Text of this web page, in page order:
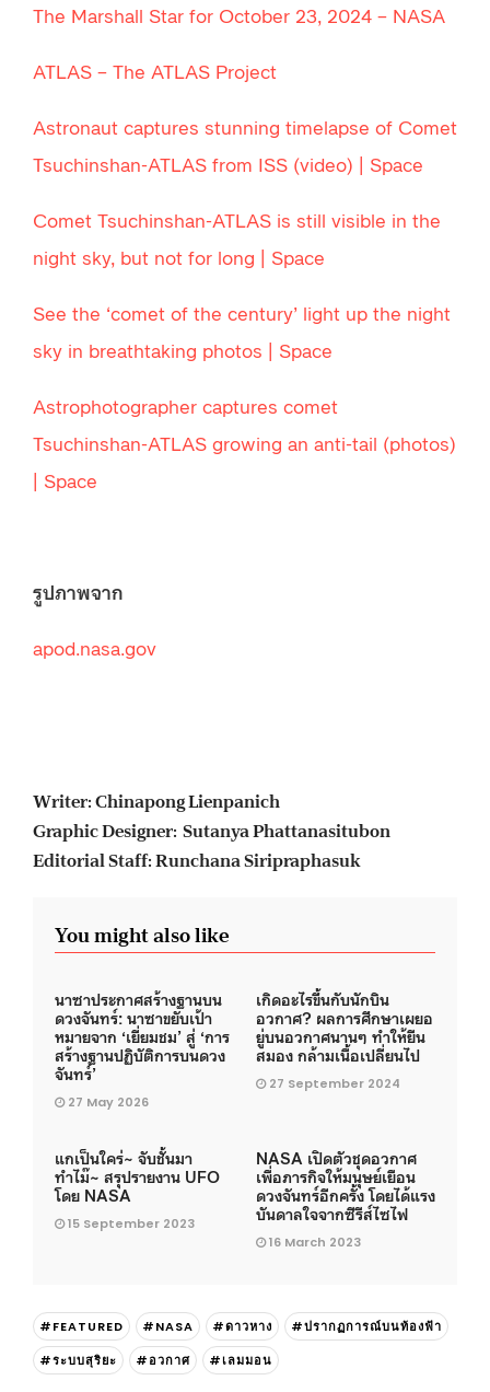
The Marshall Star for October 23, 2024 – NASA
ATLAS – The ATLAS Project
Astronaut captures stunning timelapse of Comet
Tsuchinshan-ATLAS from ISS (video) | Space
Comet Tsuchinshan-ATLAS is still visible in the
night sky, but not for long | Space
See the ‘comet of the century’ light up the night
sky in breathtaking photos | Space
Astrophotographer captures comet
Tsuchinshan-ATLAS growing an anti-tail (photos)
| Space
รูปภาพจาก
apod.nasa.gov
Writer: Chinapong Lienpanich
Graphic Designer: Sutanya Phattanasitubon
Editorial Staff: Runchana Siripraphasuk
You might also like
นาซาประกาศสร้างฐานบน
ดวงจันทร์: นาซาขยับเป้า
หมายจาก ‘เยี่ยมชม’ สู่ ‘การ
สร้างฐานปฏิบัติการบนดวง
จันทร์’
27 May 2026
เกิดอะไรขึ้นกับนักบิน
อวกาศ? ผลการศึกษาเผยอ
ยู่บนอวกาศนานๆ ทำให้ยีน
สมอง กล้ามเนื้อเปลี่ยนไป
27 September 2024
แกเป็นใคร่~ จับชั้นมา
ทำไม๊~ สรุปรายงาน UFO
โดย NASA
15 September 2023
NASA เปิดตัวชุดอวกาศ
เพื่อภารกิจให้มนุษย์เยือน
ดวงจันทร์อีกครั้ง โดยได้แรง
บันดาลใจจากซีรีส์ไซไฟ
16 March 2023
#FEATURED #NASA #ดาวหาง
#ปรากฏการณ์บนท้องฟ้า
#ระบบสุริยะ
#อวกาศ #เลมมอน